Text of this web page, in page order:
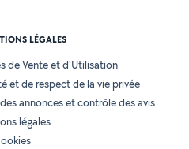
LÉGALES
de Vente et d'Utilisation
et de respect de la vie privée
annonces et contrôle des avis
légales